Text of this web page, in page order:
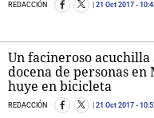
REDACCIÓN 21 Oct 2017 -
Un facineroso acuchilla
docena de personas en
huye en bicicleta
REDACCIÓN 21 Oct 2017 -